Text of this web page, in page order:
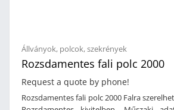
Állványok, polcok, szekrények
Rozsdamentes fali polc 2000
Request a quote by phone!
Rozsdamentes fali polc 2000 Falra